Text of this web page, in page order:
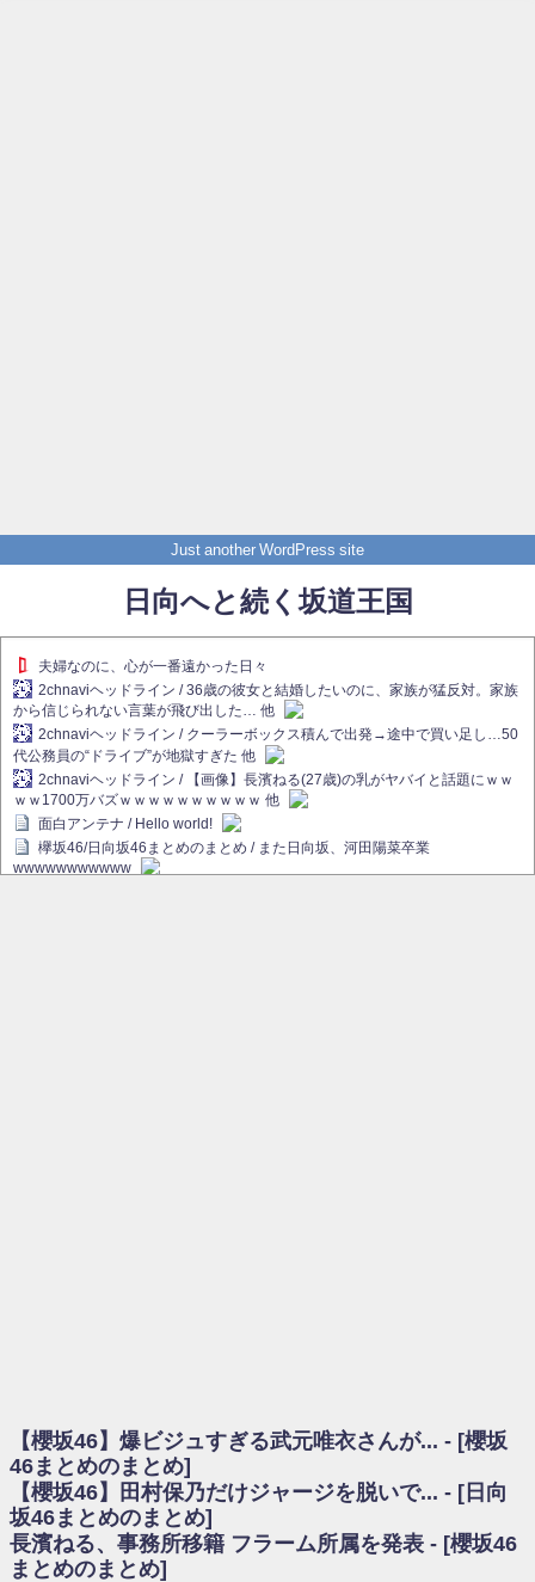
Just another WordPress site
日向へと続く坂道王国
夫婦なのに、心が一番遠かった日々
2chnaviヘッドライン / 36歳の彼女と結婚したいのに、家族が猛反対。家族
から信じられない言葉が飛び出した… 他
2chnaviヘッドライン / クーラーボックス積んで出発→途中で買い足し…50
代公務員の“ドライブ”が地獄すぎた 他
2chnaviヘッドライン / 【画像】長濱ねる(27歳)の乳がヤバイと話題にｗｗ
ｗｗ1700万バズｗｗｗｗｗｗｗｗｗｗ 他
面白アンテナ / Hello world!
欅坂46/日向坂46まとめのまとめ / また日向坂、河田陽菜卒業
wwwwwwwwwww
日向坂46まとめのまとめ / 【日向坂46】富田鈴花1st写真集、発売記念記者
会見の模様がこちら！
乃木坂欅坂まとめのまとめ / 【日向坂46】河田陽菜卒業の影響、ガチでデ
カそう...
欅坂あんてな ～欅坂46のニュース・情報・話題をピックアップ / れなッ
ピーズ集結！櫻坂46守屋麗奈×遠藤理子、8/6「ラヴィット！」水曜スタジオ出
演決定
【櫻坂46】爆ビジュすぎる武元唯衣さんが... - [櫻坂
46まとめのまとめ]
【櫻坂46】田村保乃だけジャージを脱いで... - [日向
坂46まとめのまとめ]
長濱ねる、事務所移籍 フラーム所属を発表 - [櫻坂46
まとめのまとめ]